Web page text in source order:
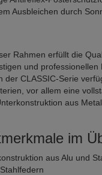
Ausbleichen durch
Rahmen erfüllt die
und professionellen
der CLASSIC-Serie
vor allem eine
aus
im
aus Alu und